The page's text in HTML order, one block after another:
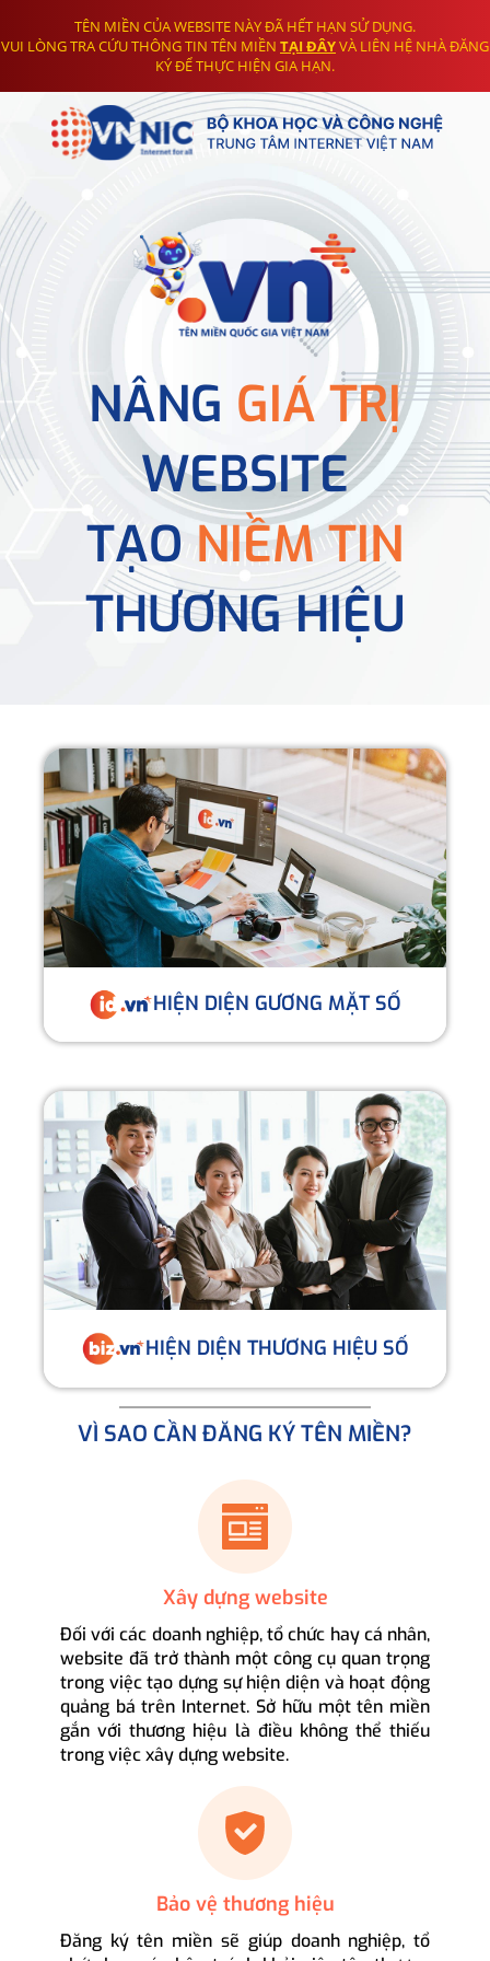
TÊN MIỀN CỦA WEBSITE NÀY ĐÃ HẾT HẠN SỬ DỤNG.
VUI LÒNG TRA CỨU THÔNG TIN TÊN MIỀN TẠI ĐÂYVÀ LIÊN HỆ NHÀ ĐĂNG
KÝ ĐỂ THỰC HIỆN GIA HẠN.
NÂNG GIÁ TRỊ
WEBSITE
TẠONIỀM TIN
THƯƠNG HIỆU
HIỆN DIỆN GƯƠNG MẶT SỐ
HIỆN DIỆN THƯƠNG HIỆU SỐ
VÌ SAO CẦN ĐĂNG KÝ TÊN MIỀN?
Xây dựng website
Đối với các doanh nghiệp, tổ chức hay cá nhân,
website đã trở thành một công cụ quan trọng
trong việc tạo dựng sự hiện diện và hoạt động
quảng bá trên Internet. Sở hữu một tên miền
gắn với thương hiệu là điều không thể thiếu
trong việc xây dựng website.
Bảo vệ thương hiệu
Đăng ký tên miền sẽ giúp doanh nghiệp, tổ